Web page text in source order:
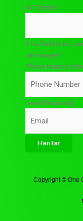
X/Twitter
This field is for
unchanged.
Phone Number
Email(Required)
Copyright © One